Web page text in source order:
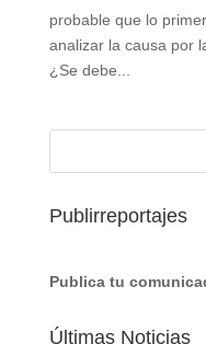
probable que lo
analizar la causa por
¿Se debe...
Publirreportajes
Publica tu
Últimas Noticias